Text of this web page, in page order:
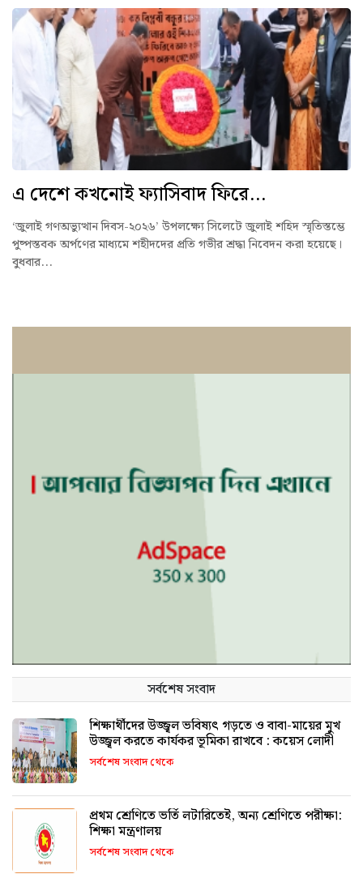
এ দেশে কখনোই ফ্যাসিবাদ ফিরে...
‘জুলাই গণঅভ্যুত্থান দিবস-২০২৬’ উপলক্ষ্যে সিলেটে জুলাই শহিদ স্মৃতিস্তম্ভে
পুষ্পস্তবক অর্পণের মাধ্যমে শহীদদের প্রতি গভীর শ্রদ্ধা নিবেদন করা হয়েছে।
বুধবার...
সর্বশেষ সংবাদ
শিক্ষার্থীদের উজ্জ্বল ভবিষ্যৎ গড়তে ও বাবা-মায়ের মুখ
উজ্জ্বল করতে কার্যকর ভূমিকা রাখবে : কয়েস লোদী
সর্বশেষ সংবাদ থেকে
প্রথম শ্রেণিতে ভর্তি লটারিতেই, অন্য শ্রেণিতে পরীক্ষা:
শিক্ষা মন্ত্রণালয়
সর্বশেষ সংবাদ থেকে